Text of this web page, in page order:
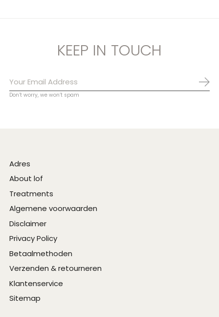
KEEP IN TOUCH
Don’t worry, we won’t spam
Adres
About lof
Treatments
Algemene voorwaarden
Disclaimer
Privacy Policy
Betaalmethoden
Verzenden & retourneren
Klantenservice
Sitemap